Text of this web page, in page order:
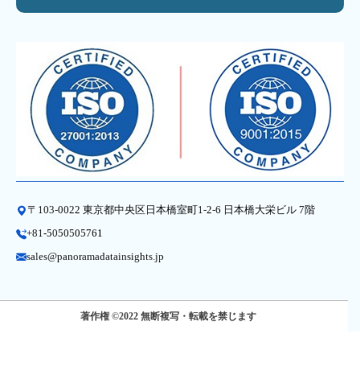
〒103-0022 東京都中央区日本橋室町1-2-6 日本橋大栄ビル 7階
+81-5050505761
sales@panoramadatainsights.jp
著作権 ©2022 無断複写・転載を禁じます